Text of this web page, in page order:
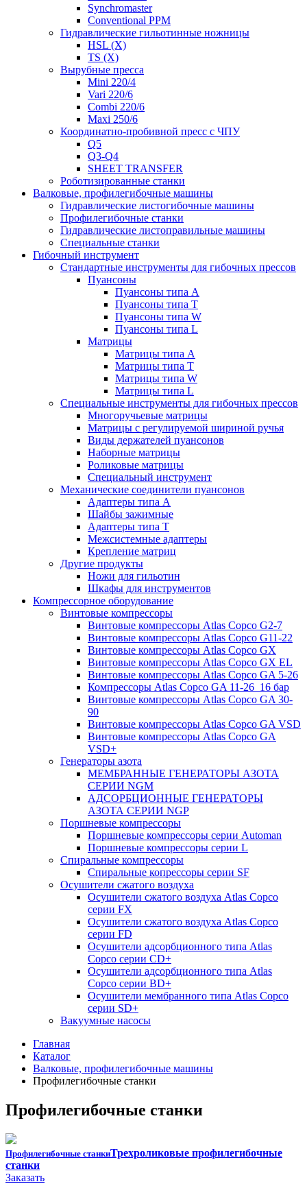
Synchromaster
Conventional PPM
Гидравлические гильотинные ножницы
HSL (X)
TS (X)
Вырубные пресса
Mini 220/4
Vari 220/6
Combi 220/6
Maxi 250/6
Координатно-пробивной пресс с ЧПУ
Q5
Q3-Q4
SHEET TRANSFER
Роботизированные станки
Валковые, профилегибочные машины
Гидравлические листогибочные машины
Профилегибочные станки
Гидравлические листоправильные машины
Специальные станки
Гибочный инструмент
Стандартные инструменты для гибочных прессов
Пуансоны
Пуансоны типа A
Пуансоны типа T
Пуансоны типа W
Пуансоны типа L
Матрицы
Матрицы типа A
Матрицы типа T
Матрицы типа W
Матрицы типа L
Специальные инструменты для гибочных прессов
Многоручьевые матрицы
Матрицы с регулируемой шириной ручья
Виды держателей пуансонов
Наборные матрицы
Роликовые матрицы
Специальный инструмент
Механические соединители пуансонов
Адаптеры типа A
Шайбы зажимные
Адаптеры типа T
Межсистемные адаптеры
Крепление матриц
Другие продукты
Ножи для гильотин
Шкафы для инструментов
Компрессорное оборудование
Винтовые компрессоры
Винтовые компрессоры Atlas Copco G2-7
Винтовые компрессоры Atlas Copco G11-22
Винтовые компрессоры Atlas Copco GX
Винтовые компрессоры Atlas Copco GX EL
Винтовые компрессоры Atlas Copco GA 5-26
Компрессоры Atlas Copco GA 11-26_16 бар
Винтовые компрессоры Atlas Copco GA 30-
90
Винтовые компрессоры Atlas Copco GA VSD
Винтовые компрессоры Atlas Copco GA
VSD+
Генераторы азота
МЕМБРАННЫЕ ГЕНЕРАТОРЫ АЗОТА
СЕРИИ NGM
АДСОРБЦИОННЫЕ ГЕНЕРАТОРЫ
АЗОТА СЕРИИ NGP
Поршневые компрессоры
Поршневые компрессоры серии Automan
Поршневые компрессоры серии L
Спиральные компрессоры
Спиральные копрессоры серии SF
Осушители сжатого воздуха
Осушители сжатого воздуха Atlas Copco
серии FX
Осушители сжатого воздуха Atlas Copco
серии FD
Осушители адсорбционного типа Atlas
Copco серии СD+
Осушители адсорбционного типа Atlas
Copco серии BD+
Осушители мембранного типа Atlas Copco
серии SD+
Вакуумные насосы
Главная
Каталог
Валковые, профилегибочные машины
Профилегибочные станки
Профилегибочные станки
Профилегибочные станкиТрехроликовые профилегибочные
станки
Заказать